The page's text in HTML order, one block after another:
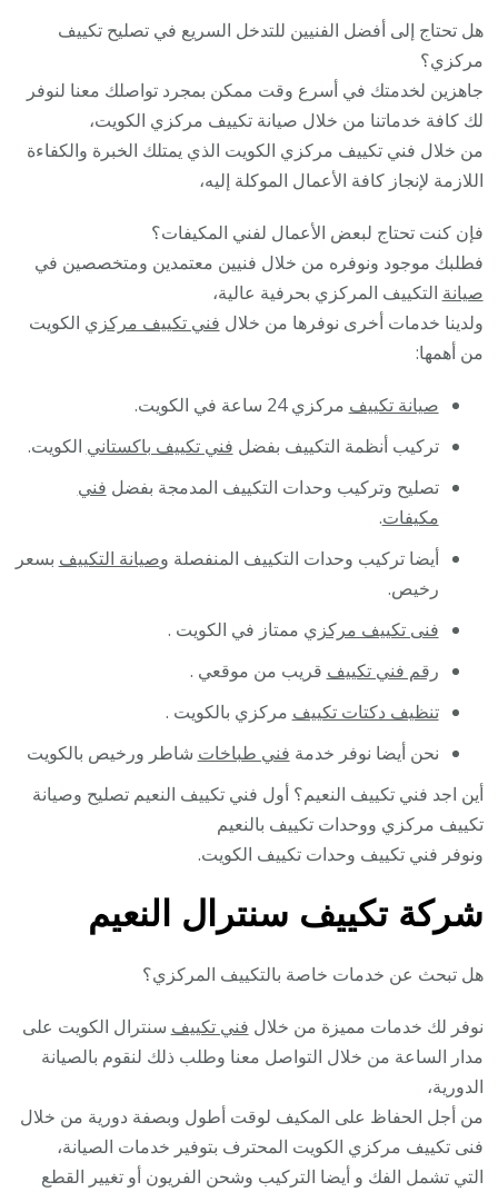
هل تحتاج إلى أفضل الفنيين للتدخل السريع في تصليح تكييف
مركزي؟
جاهزين لخدمتك في أسرع وقت ممكن بمجرد تواصلك معنا لنوفر
لك كافة خدماتنا من خلال صيانة تكييف مركزي الكويت،
من خلال فني تكييف مركزي الكويت الذي يمتلك الخبرة والكفاءة
اللازمة لإنجاز كافة الأعمال الموكلة إليه،
فإن كنت تحتاج لبعض الأعمال لفني المكيفات؟
فطلبك موجود ونوفره من خلال فنيين معتمدين ومتخصصين في
صيانة التكييف المركزي بحرفية عالية،
ولدينا خدمات أخرى نوفرها من خلال فني تكييف مركزي الكويت
من أهمها:
صيانة تكييف مركزي 24 ساعة في الكويت.
تركيب أنظمة التكييف بفضل فني تكييف باكستاني الكويت.
تصليح وتركيب وحدات التكييف المدمجة بفضل فني
مكيفات.
أيضا تركيب وحدات التكييف المنفصلة وصيانة التكييف بسعر
رخيص.
فنى تكييف مركزي ممتاز في الكويت .
رقم فني تكييف قريب من موقعي .
تنظيف دكتات تكييف مركزي بالكويت .
نحن أيضا نوفر خدمة فني طباخات شاطر ورخيص بالكويت
أين اجد فني تكييف النعيم؟ أول فني تكييف النعيم تصليح وصيانة
تكييف مركزي ووحدات تكييف بالنعيم
ونوفر فني تكييف وحدات تكييف الكويت.
شركة تكييف سنترال النعيم
هل تبحث عن خدمات خاصة بالتكييف المركزي؟
نوفر لك خدمات مميزة من خلال فني تكييف سنترال الكويت على
مدار الساعة من خلال التواصل معنا وطلب ذلك لنقوم بالصيانة
الدورية،
من أجل الحفاظ على المكيف لوقت أطول وبصفة دورية من خلال
فنى تكييف مركزي الكويت المحترف بتوفير خدمات الصيانة،
التي تشمل الفك و أيضا التركيب وشحن الفريون أو تغيير القطع